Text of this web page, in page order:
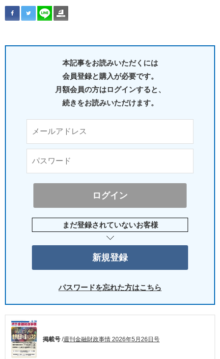
本記事をお読みいただくには
会員登録と購入が必要です。
月額会員の方はログインすると、
続きをお読みいただけます。
まだ登録されていないお客様
パスワードを忘れた方はこちら
掲載号 /週刊金融財政事情 2026年5月26日号